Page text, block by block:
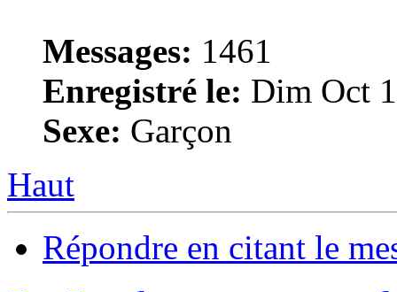
Messages: 1461
Enregistré le: Dim Oct
Sexe: Garçon
Haut
Répondre en citant le